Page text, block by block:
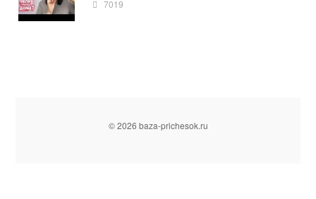
7019
© 2026 baza-prichesok.ru